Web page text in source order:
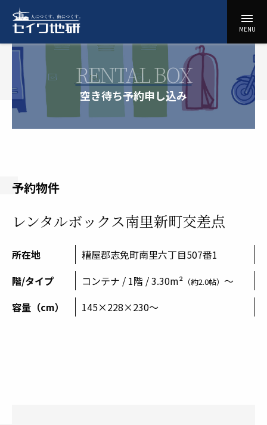
セ
イ
研
menu
MENU
空き待ち予約申し込み
RENTAL BOX
予約物件
レンタルボックス南里新町交差点
所在地
糟屋郡志免町南里六丁目507番1
階/タイプ
コンテナ / 1階 / 3.30m² （約2.0帖） ～
容量（cm）
145×228×230～